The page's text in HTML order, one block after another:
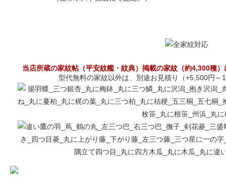
当店所蔵の家紋帖（平安紋艦・紋典）掲載の家紋（約4,300種
型代無料の家紋以外は、別途お見積り（+5,500円～